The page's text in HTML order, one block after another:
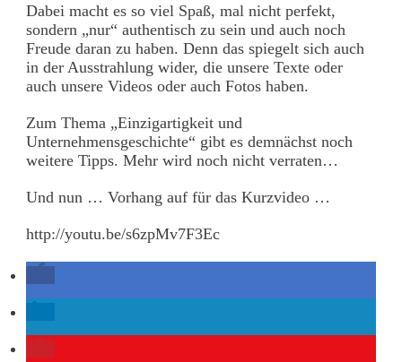
Dabei macht es so viel Spaß, mal nicht perfekt,
sondern „nur“ authentisch zu sein und auch noch
Freude daran zu haben. Denn das spiegelt sich auch
in der Ausstrahlung wider, die unsere Texte oder
auch unsere Videos oder auch Fotos haben.
Zum Thema „Einzigartigkeit und
Unternehmensgeschichte“ gibt es demnächst noch
weitere Tipps. Mehr wird noch nicht verraten…
Und nun … Vorhang auf für das Kurzvideo …
http://youtu.be/s6zpMv7F3Ec